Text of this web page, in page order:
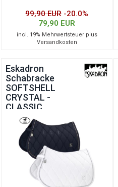
99,90 EUR -20.0%
79,90 EUR
incl. 19% Mehrwertsteuer plus
Versandkosten
Eskadron
Schabracke
SOFTSHELL
CRYSTAL -
CLASSIC
SPORTS 2025